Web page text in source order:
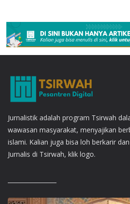
Jurnalistik adalah program Tsirwah
wawasan masyarakat, menyajikan
islami. Kalian juga bisa loh berkarir
Jurnalis di Tsirwah, klik logo.